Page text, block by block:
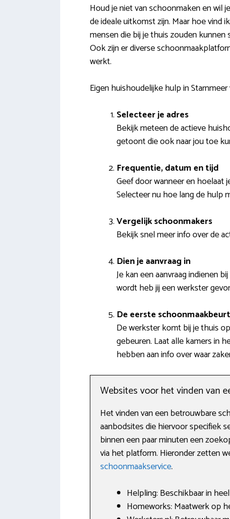
Houd je niet van schoonmaken en wil
de ideale uitkomst zijn. Maar hoe vind
mensen die bij je thuis zouden
Ook zijn er diverse
werkt.
Eigen huishoudelijke hulp in
Selecteer je adres
Bekijk meteen de actieve
getoont die ook naar jou toe
Frequentie, datum en tijd
Geef door wanneer en hoelaat
Selecteer nu hoe lang de hulp
Vergelijk schoonmakers
Bekijk snel meer info over de
Dien je aanvraag in
Je kan een aanvraag indienen
wordt heb jij een werkster
De eerste schoonmaakbeurt
De werkster komt bij je thuis
gebeuren. Laat alle kamers in
hebben aan info over waar
Websites voor het vinden van
Het vinden van een betrouwbare
aanbodsites die hiervoor specifiek
binnen een paar minuten een
via het platform. Hieronder zetten
schoonmaakservice.
Helpling: Beschikbaar in
Homeworks: Maatwerk op